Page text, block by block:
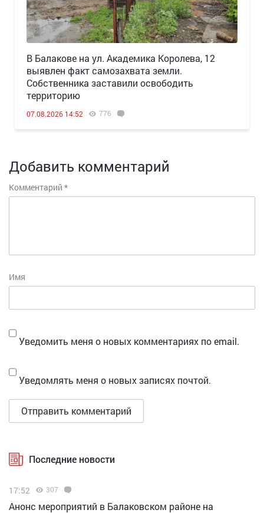
В Балакове на ул. Академика Королева, 12
выявлен факт самозахвата земли.
Собственника заставили освободить
территорию
07.08.2026 14:52 776
Добавить комментарий
Комментарий *
Имя
Уведомить меня о новых комментариях по email.
Уведомлять меня о новых записях почтой.
Последние новости
17:52 307
Анонс мероприятий в Балаковском районе на